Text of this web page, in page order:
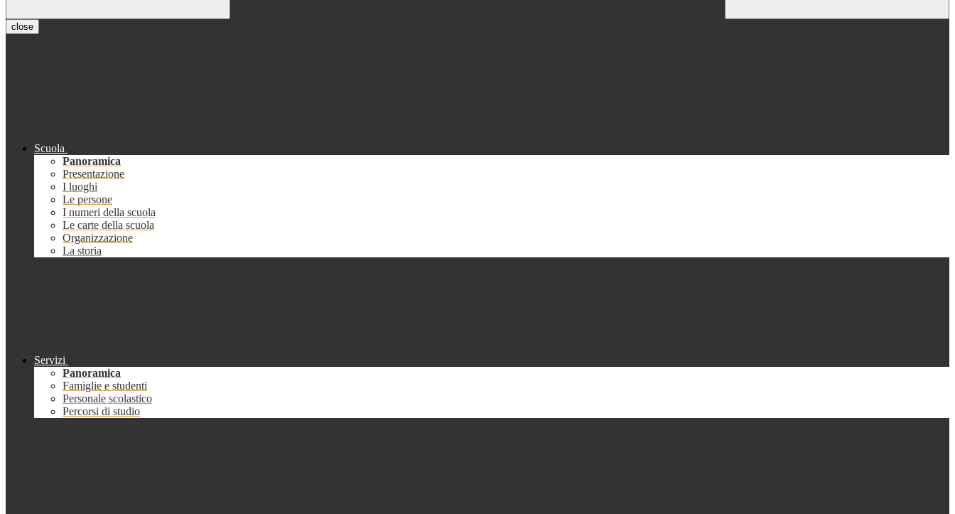
close
Scuola
Panoramica
Presentazione
I luoghi
Le persone
I numeri della scuola
Le carte della scuola
Organizzazione
La storia
Servizi
Panoramica
Famiglie e studenti
Personale scolastico
Percorsi di studio